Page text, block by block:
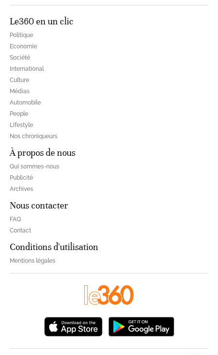
Le360 en un clic
Politique
Economie
Société
International
Culture
Médias
Automobile
People
Lifestyle
Nos chroniqueurs
À propos de nous
Qui sommes-nous
Publicité
Archives
Nous contacter
FAQ
Contact
Conditions d'utilisation
Mentions légales